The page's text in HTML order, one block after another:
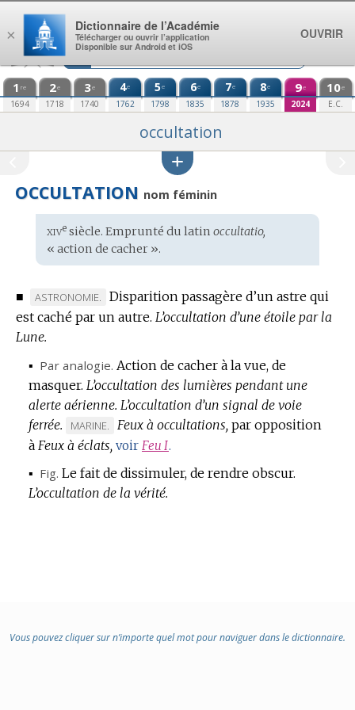
Aller au contenu
1 re
1694
2e
1718
3e
1740
4e
1762
5e
1798
6e
1835
7e
1878
8e
1935
9e
2024
10e
E.C.
occultation
OCCULTATION nom féminin
Étymologie
:
xivesiècle. Emprunté du latin occultatio,
« action de cacher ».
■
MARQUE
DE
DOMAINE
ASTRONOMIE.
Disparition passagère d’un astre qui
est caché par un autre. L’occultation d’une étoile par la
Lune.
▪ Par analogie. Action de cacher à la vue, de
masquer. L’occultation des lumières pendant une
alerte aérienne. L’occultation d’un signal de voie
ferrée.
MARQUE
DE
MARINE. Feux à occultations, par opposition
à Feux à éclats, voir Feu I.
▪ Fig. Le fait de dissimuler, de rendre obscur.
L’occultation de la vérité.
Vous pouvez cliquer sur n’importe quel mot pour naviguer dans le dictionnaire.
×
Dictionnaire de l’Académie
Télécharger ou ouvrir l’application
Disponible sur Android et iOS
OUVRIR